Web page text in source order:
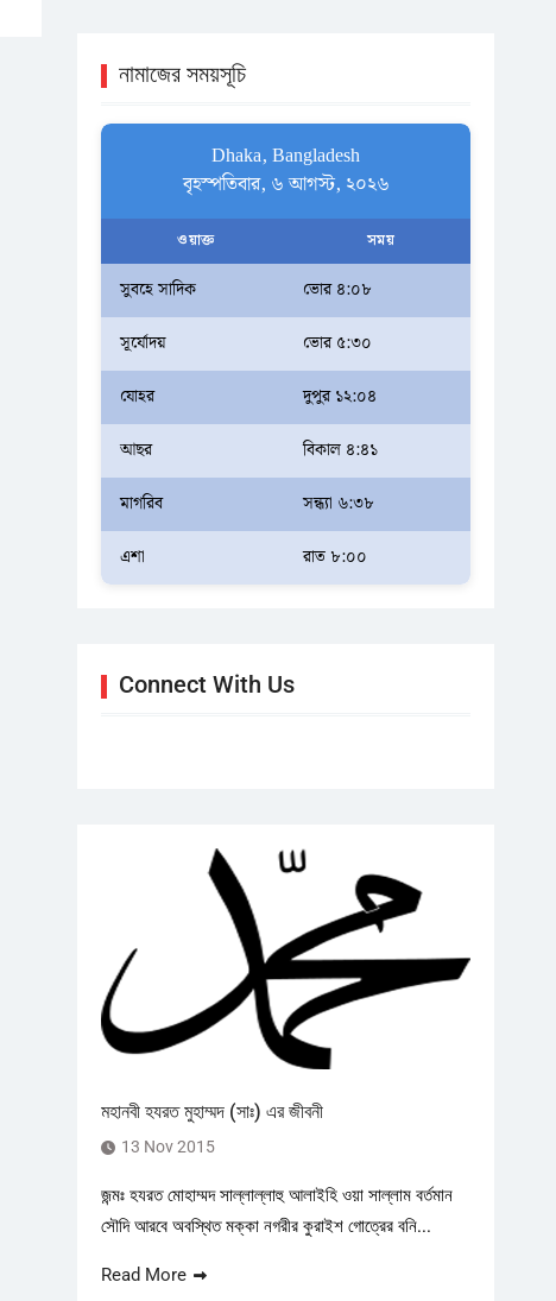
নামাজের সময়সূচি
Dhaka, Bangladesh
বৃহস্পতিবার, ৬ আগস্ট, ২০২৬
ওয়াক্ত সময়
সুবহে সাদিক ভোর ৪:০৮
সূর্যোদয় ভোর ৫:৩০
যোহর দুপুর ১২:০৪
আছর বিকাল ৪:৪১
মাগরিব সন্ধ্যা ৬:৩৮
এশা রাত ৮:০০
Connect With Us
মহানবী হযরত মুহাম্মদ (সাঃ) এর জীবনী
13 Nov 2015
জন্মঃ হযরত মোহাম্মদ সাল্লাল্লাহু আলাইহি ওয়া সাল্লাম বর্তমান
সৌদি আরবে অবস্থিত মক্কা নগরীর কুরাইশ গোত্রের বনি...
Read More